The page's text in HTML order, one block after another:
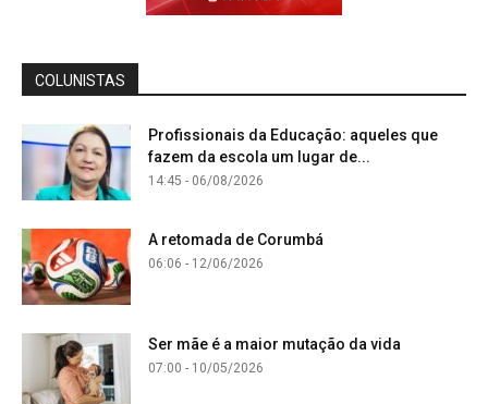
COLUNISTAS
Profissionais da Educação: aqueles que
fazem da escola um lugar de...
14:45 - 06/08/2026
A retomada de Corumbá
06:06 - 12/06/2026
Ser mãe é a maior mutação da vida
07:00 - 10/05/2026